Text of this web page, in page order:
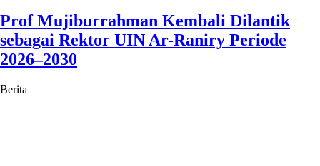
Prof Mujiburrahman Kembali Dilantik
sebagai Rektor UIN Ar-Raniry Periode
2026–2030
Berita